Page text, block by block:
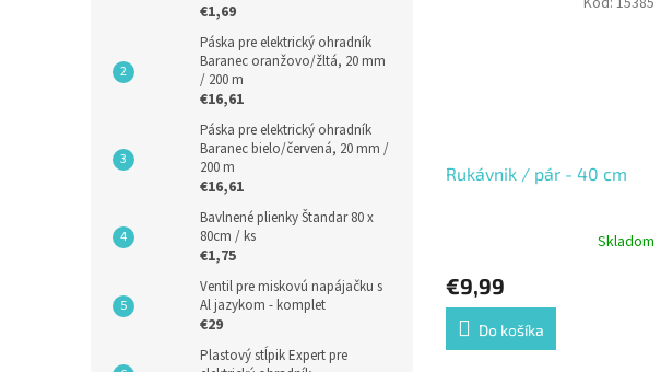
€1,69
Páska pre elektrický ohradník
Baranec oranžovo/žltá, 20 mm
/ 200 m
€16,61
Páska pre elektrický ohradník
Baranec bielo/červená, 20 mm /
200 m
€16,61
Bavlnené plienky Štandar 80 x
80cm / ks
€1,75
Ventil pre miskovú napájačku s
Al jazykom - komplet
€29
Plastový stĺpik Expert pre
Rukávnik / pár - 40 cm
Skladom
€9,99
Do košíka